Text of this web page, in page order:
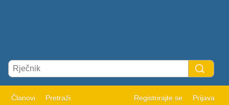
Članovi Pretraži Registrirajte se Prijava